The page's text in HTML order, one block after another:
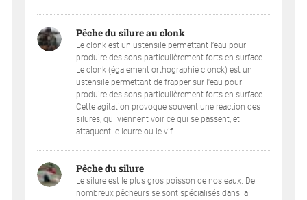
Pêche du silure au clonk
Le clonk est un ustensile permettant l’eau pour
produire des sons particulièrement forts en surface.
Le clonk (également orthographié clonck) est un
ustensile permettant de frapper sur l'eau pour
produire des sons particulièrement forts en surface.
Cette agitation provoque souvent une réaction des
silures, qui viennent voir ce qui se passent, et
attaquent le leurre ou le vif....
Pêche du silure
Le silure est le plus gros poisson de nos eaux. De
nombreux pêcheurs se sont spécialisés dans la